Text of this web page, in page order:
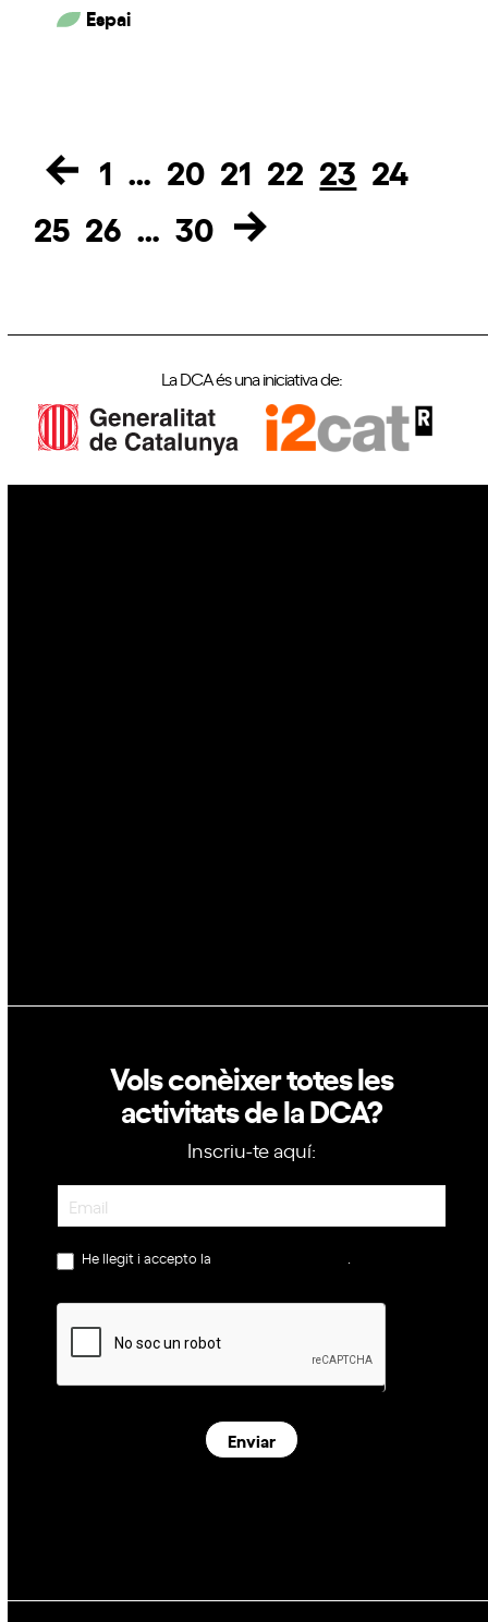
Espai
Page
1 … Page
20 Page
21 Page
22 Page
23 Page
24
Page
25 Page
26 … Page
30
La DCA és una iniciativa de:
Vols conèixer totes les
activitats de la DCA?
Inscriu-te aquí:
He llegit i accepto la
Enviar